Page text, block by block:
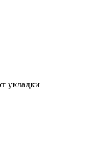
укладки